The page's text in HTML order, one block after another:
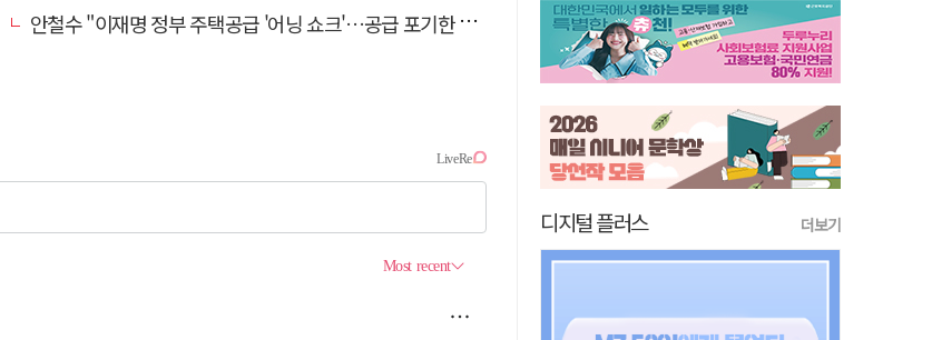
안철수 "이재명 정부 주택공급 '어닝 쇼크'…공급 포기한 대통령"
디지털 플러스 더보기